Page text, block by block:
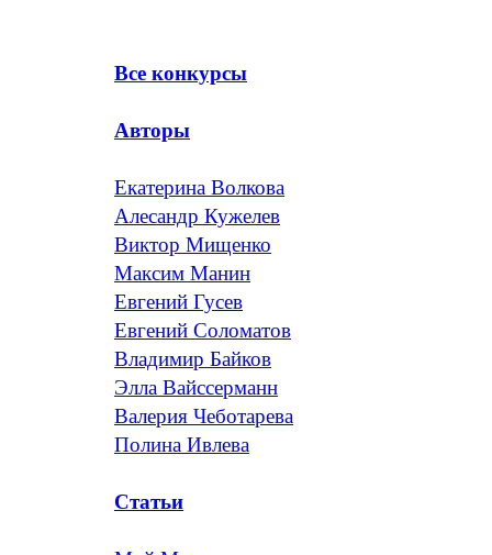
Все конкурсы
Авторы
Екатерина Волкова
Алесандр Кужелев
Виктор Мищенко
Максим Манин
Евгений Гусев
Евгений Соломатов
Владимир Байков
Элла Вайссерманн
Валерия Чеботарева
Полина Ивлева
Статьи